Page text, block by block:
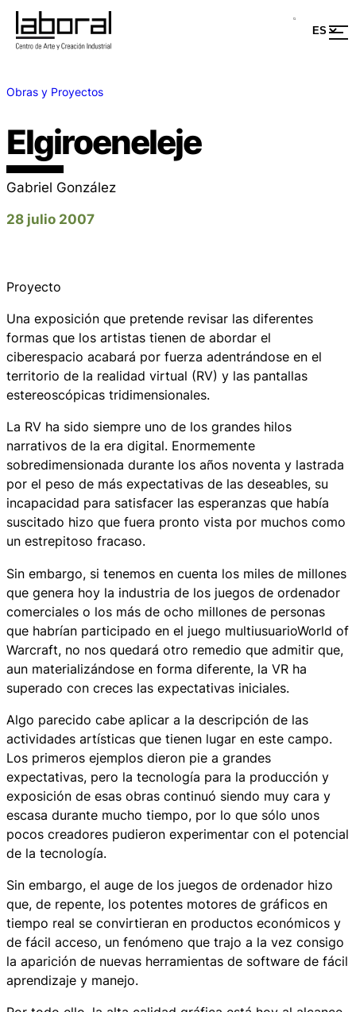
Obras y Proyectos
Elgiroeneleje
Gabriel González
28 julio 2007
Proyecto
Una exposición que pretende revisar las diferentes
formas que los artistas tienen de abordar el
ciberespacio acabará por fuerza adentrándose en el
territorio de la realidad virtual (RV) y las pantallas
estereoscópicas tridimensionales.
La RV ha sido siempre uno de los grandes hilos
narrativos de la era digital. Enormemente
sobredimensionada durante los años noventa y lastrada
por el peso de más expectativas de las deseables, su
incapacidad para satisfacer las esperanzas que había
suscitado hizo que fuera pronto vista por muchos como
un estrepitoso fracaso.
Sin embargo, si tenemos en cuenta los miles de millones
que genera hoy la industria de los juegos de ordenador
comerciales o los más de ocho millones de personas
que habrían participado en el juego multiusuarioWorld of
Warcraft, no nos quedará otro remedio que admitir que,
aun materializándose en forma diferente, la VR ha
superado con creces las expectativas iniciales.
Algo parecido cabe aplicar a la descripción de las
actividades artísticas que tienen lugar en este campo.
Los primeros ejemplos dieron pie a grandes
expectativas, pero la tecnología para la producción y
exposición de esas obras continuó siendo muy cara y
escasa durante mucho tiempo, por lo que sólo unos
pocos creadores pudieron experimentar con el potencial
de la tecnología.
Sin embargo, el auge de los juegos de ordenador hizo
que, de repente, los potentes motores de gráficos en
tiempo real se convirtieran en productos económicos y
de fácil acceso, un fenómeno que trajo a la vez consigo
la aparición de nuevas herramientas de software de fácil
aprendizaje y manejo.